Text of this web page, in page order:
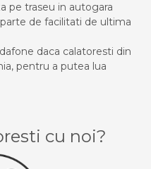
pe traseu in autogara
de facilitati de ultima
daca calatoresti din
pentru a putea lua
cu noi?